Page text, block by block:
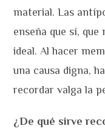
material. Las
enseña que sí,
ideal. Al hacer
una causa digna,
recordar valga la
¿De qué sirve